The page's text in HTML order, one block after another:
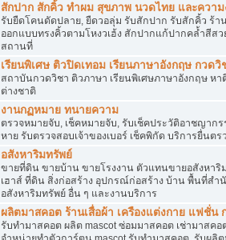
สักปาก สักคิ้ว ทำผม สุขภาพ นวดไทย และความ
รับยืดโคนดัดปลาย, ยืดวอลุ่ม รับสักปาก รับสักคิ้ว ร้า
ออกแบบทรงคิ้วตามโหงวเฮ้ง สักปากแก้ปากคล้ำสีส
สถานที่
เรียนพิเศษ ติวปิดเทอม เรียนภาษาอังกฤษ กวดวิ
สถาบันกวดวิชา ติวภาษา เรียนพิเศษภาษาอังกฤษ ห
ต่างชาติ
งานกฏหมาย ทนายความ
ตรวจหมายจับ, เช็คหมายจับ, รับเช็คประวัติอาชญาก
หาย รับตรวจสอบเจ้าของเบอร์ เช็คพิกัด บริการยื่นต
อสังหาริมทรัพย์
ขายที่ดิน ขายบ้าน ขายโรงงาน ตัวแทนขายอสังหา
เฮาส์ ที่ดิน สิ่งก่อสร้าง อุปกรณ์ก่อสร้าง บ้าน พื้นที่สำ
อสังหาริมทรัพย์ อื่น ๆ และงานบริการ
ผลิตมาสคอต ร้านเสื่อผ้า เครืองแต่งกาย แฟชั่น ก
รับทำมาสคอต ผลิต mascot ซ่อมมาสคอต เช่ามาสค